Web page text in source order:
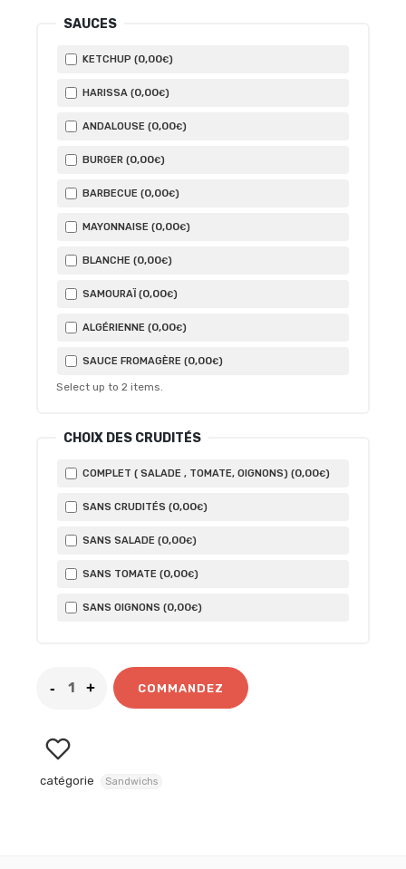
SAUCES
KETCHUP (0,00€)
HARISSA (0,00€)
ANDALOUSE (0,00€)
BURGER (0,00€)
BARBECUE (0,00€)
MAYONNAISE (0,00€)
BLANCHE (0,00€)
SAMOURAÏ (0,00€)
ALGÉRIENNE (0,00€)
SAUCE FROMAGÈRE (0,00€)
Select up to 2 items.
CHOIX DES CRUDITÉS
COMPLET ( SALADE , TOMATE, OIGNONS) (0,00€)
SANS CRUDITÉS (0,00€)
SANS SALADE (0,00€)
SANS TOMATE (0,00€)
SANS OIGNONS (0,00€)
COMMANDEZ
catégorie Sandwichs